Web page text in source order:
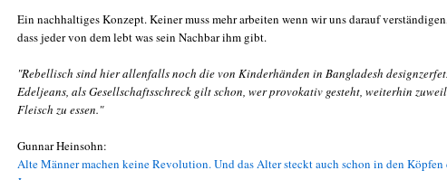
Ein nachhaltiges Konzept. Keiner muss mehr arbeiten wenn wir uns darauf verständigen,
dass jeder von dem lebt was sein Nachbar ihm gibt.
"Rebellisch sind hier allenfalls noch die von Kinderhänden in Bangladesh
Edeljeans, als Gesellschaftsschreck gilt schon, wer provokativ gesteht, weiterhin
Fleisch zu essen."
Gunnar Heinsohn:
Alte Männer machen keine Revolution. Und das Alter steckt auch schon in den Köpfen